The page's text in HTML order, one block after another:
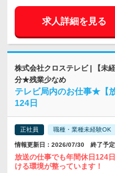
求人詳細を見る
株式会社クロステレビ | 【
分★残業少なめ
テレビ局内のお仕事★【
124日
正社員 職種・業種未経験OK
情報更新日：2026/07/30 終了予
放送の仕事でも年間休日124
ける環境が整っています！